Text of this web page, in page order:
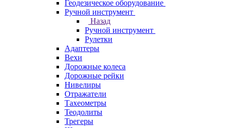
Геодезическое оборудование
Ручной инструмент
Назад
Ручной инструмент
Рулетки
Адаптеры
Вехи
Дорожные колеса
Дорожные рейки
Нивелиры
Отражатели
Тахеометры
Теодолиты
Трегеры